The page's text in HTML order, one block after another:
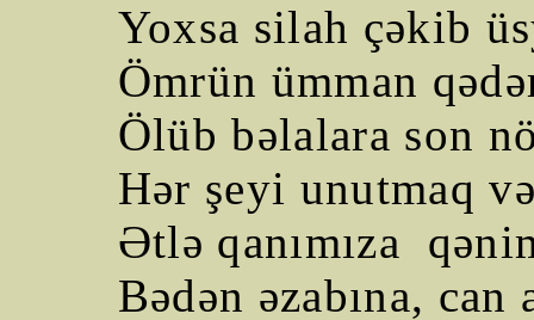
Yoxsa silah çəkib
Ömrün ümman
Ölüb bəlalara son
Hər şeyi unutmaq
Ətlə qanımıza
Bədən əzabına, can